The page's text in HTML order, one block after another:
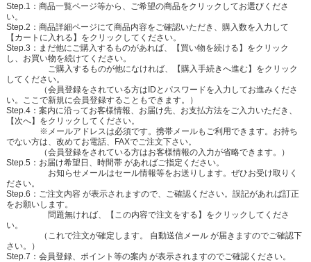
Step.1：商品一覧ページ等から、ご希望の商品をクリックしてお選びくださ
い。
Step.2：商品詳細ページにて商品内容をご確認いただき、購入数を入力して
【カートに入れる】をクリックしてください。
Step.3：まだ他にご購入するものがあれば、【買い物を続ける】をクリック
し、お買い物を続けてください。
ご購入するものが他になければ、【購入手続きへ進む】をクリック
してください。
（会員登録をされている方はIDとパスワードを入力してお進みくださ
い。ここで新規に会員登録することもできます。）
Step.4：案内に沿ってお客様情報、お届け先、お支払方法をご入力いただき、
【次へ】をクリックしてください。
※メールアドレスは必須です。携帯メールもご利用できます。お持ち
でない方は、改めてお電話、FAXでご注文下さい。
（会員登録をされている方はお客様情報の入力が省略できます。）
Step.5：お届け希望日、時間帯 があればご指定ください。
お知らせメールはセール情報等をお送りします。ぜひお受け取りく
ださい。
Step.6：ご注文内容 が表示されますので、ご確認ください。誤記があれば訂正
をお願いします。
問題無ければ、【この内容で注文をする】をクリックしてくださ
い。
（これで注文が確定します。 自動送信メール が届きますのでご確認下
さい。）
Step.7：会員登録、ポイント等の案内 が表示されますのでご確認ください。